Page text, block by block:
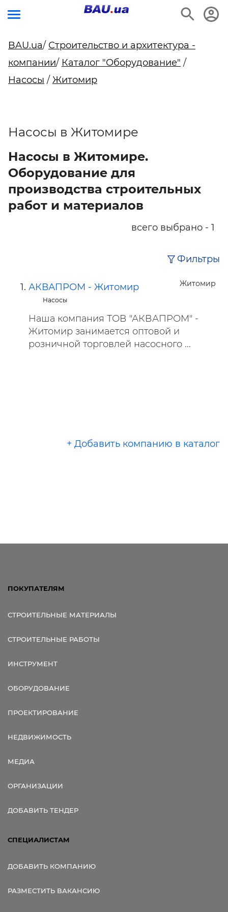
BAU.ua/ Строительство и архитектура -
компании/ Каталог "Оборудование" /
Насосы / Житомир
Насосы в Житомире
Насосы в Житомире.
Оборудование для
производства строительных
работ и материалов
всего выбрано - 1
Фильтры
Житомир
АКВАПРОМ - Житомир
Насосы
Наша компания ТОВ "АКВАПРОМ" -
Житомир занимается оптовой и
розничной торговлей насосного ...
+ Добавить компанию в каталог
ПОКУПАТЕЛЯМ
СТРОИТЕЛЬНЫЕ МАТЕРИАЛЫ
СТРОИТЕЛЬНЫЕ РАБОТЫ
ИНСТРУМЕНТ
ОБОРУДОВАНИЕ
ПРОЕКТИРОВАНИЕ
НЕДВИЖИМОСТЬ
МЕДИА
ОРГАНИЗАЦИИ
ДОБАВИТЬ ТЕНДЕР
СПЕЦИАЛИСТАМ
ДОБАВИТЬ КОМПАНИЮ
РАЗМЕСТИТЬ ВАКАНСИЮ